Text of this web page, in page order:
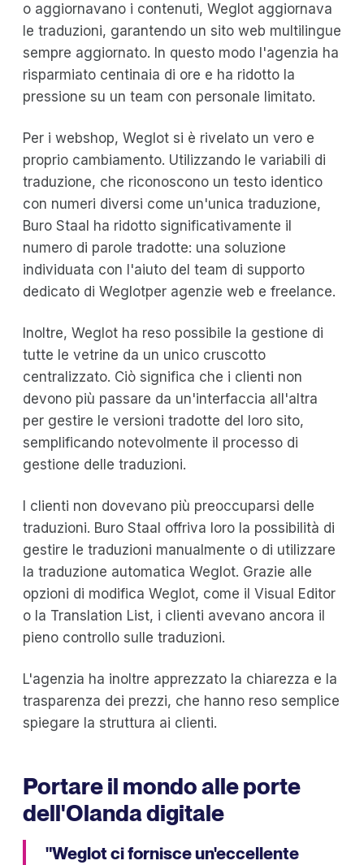
o aggiornavano i contenuti, Weglot aggiornava
le traduzioni, garantendo un sito web multilingue
sempre aggiornato. In questo modo l'agenzia ha
risparmiato centinaia di ore e ha ridotto la
pressione su un team con personale limitato.
Per i webshop, Weglot si è rivelato un vero e
proprio cambiamento. Utilizzando le variabili di
traduzione, che riconoscono un testo identico
con numeri diversi come un'unica traduzione,
Buro Staal ha ridotto significativamente il
numero di parole tradotte: una soluzione
individuata con l'aiuto del team di supporto
dedicato di Weglotper agenzie web e freelance.
Inoltre, Weglot ha reso possibile la gestione di
tutte le vetrine da un unico cruscotto
centralizzato. Ciò significa che i clienti non
devono più passare da un'interfaccia all'altra
per gestire le versioni tradotte del loro sito,
semplificando notevolmente il processo di
gestione delle traduzioni.
I clienti non dovevano più preoccuparsi delle
traduzioni. Buro Staal offriva loro la possibilità di
gestire le traduzioni manualmente o di utilizzare
la traduzione automatica Weglot. Grazie alle
opzioni di modifica Weglot, come il Visual Editor
o la Translation List, i clienti avevano ancora il
pieno controllo sulle traduzioni.
L'agenzia ha inoltre apprezzato la chiarezza e la
trasparenza dei prezzi, che hanno reso semplice
spiegare la struttura ai clienti.
Portare il mondo alle porte
dell'Olanda digitale
"Weglot ci fornisce un'eccellente